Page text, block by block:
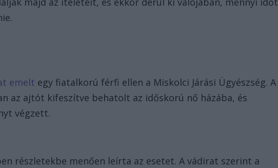
emelt egy fiatalkorú férfi ellen a Miskolci Járási Ügyészség. A
az ajtót kifeszítve behatolt az időskorú nő házába, és
végzett.
részletekbe menően leírta az esetet. A vádirat szerint a